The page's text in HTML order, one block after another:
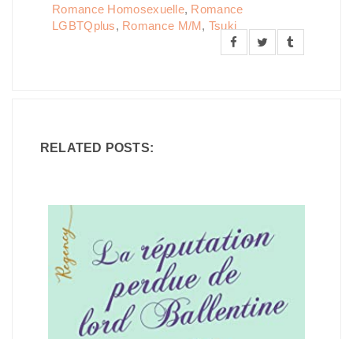
Romance Homosexuelle, Romance
LGBTQplus, Romance M/M, Tsuki
RELATED POSTS: